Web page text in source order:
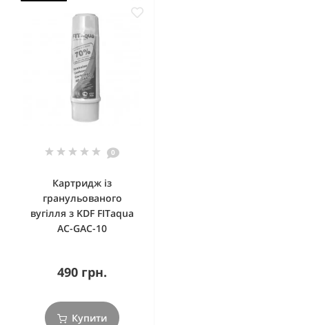
0
Картридж із
гранульованого
вугілля з KDF FITaqua
AC-GAC-10
490 грн.
Купити